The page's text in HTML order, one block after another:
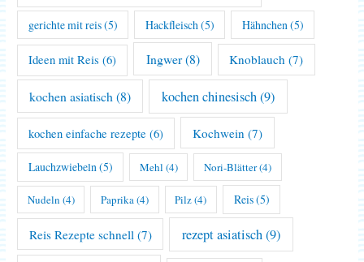
gerichte mit reis(5) Hackfleisch (5) Hähnchen (5)
Ideen mit Reis (6) Ingwer(8) Knoblauch (7)
kochen asiatisch (8) kochen chinesisch(9)
kochen einfache rezepte (6) Kochwein (7)
Lauchzwiebeln(5) Mehl (4) Nori-Blätter(4)
Nudeln (4) Paprika(4) Pilz(4) Reis(5)
Reis Rezepte schnell (7) rezept asiatisch(9)